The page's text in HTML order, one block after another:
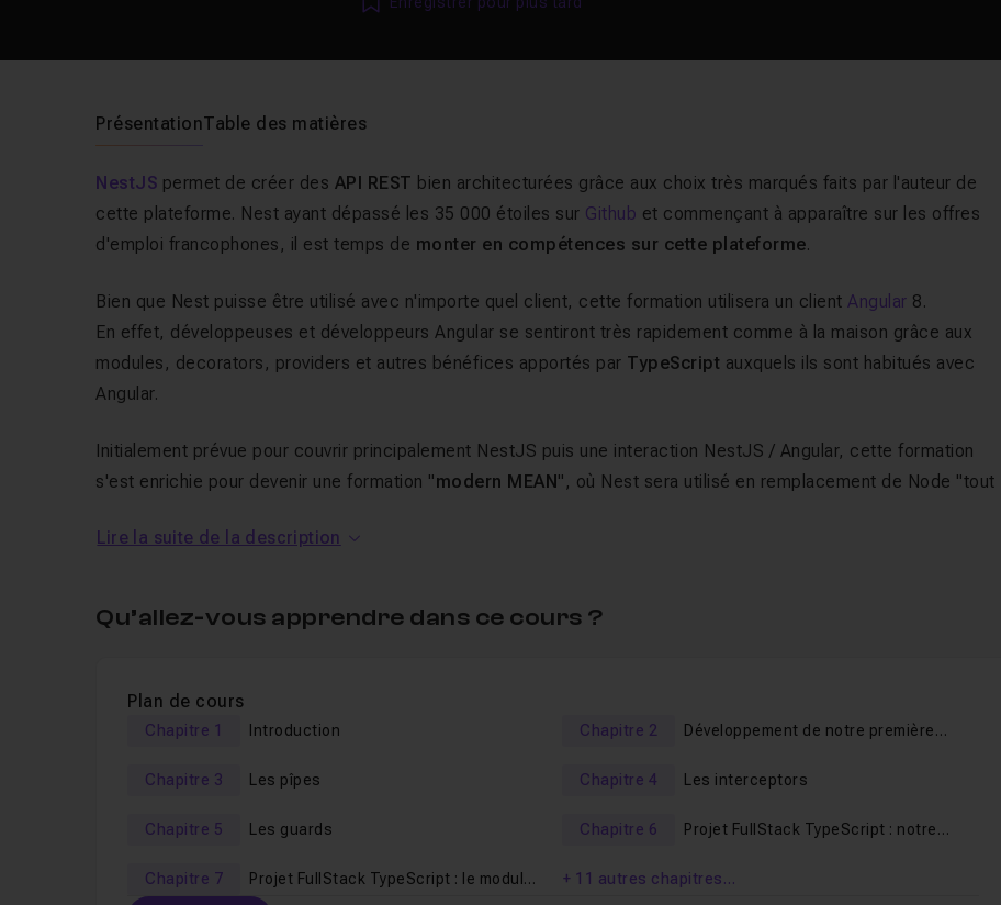
PrésentationTable des matières
NestJS permet de créer des API REST bien architecturées grâce aux choix très marqués faits par l'auteur de
cette plateforme. Nest ayant dépassé les 35 000 étoiles sur Github et commençant à apparaître sur les offres
d'emploi francophones, il est temps de monter en compétences sur cette plateforme.
Bien que Nest puisse être utilisé avec n'importe quel client, cette formation utilisera un clientAngular 8.
En effet, développeuses et développeurs Angular se sentiront très rapidement comme à la maison grâce aux
modules, decorators , providers et autres bénéfices apportés par TypeScript auxquels ils sont habitués avec
Angular.
Initialement prévue pour couvrir principalement NestJS puis une interaction NestJS / Angular, cette formation
s'est enrichie pour devenir une formation "modern MEAN", où Nest sera utilisé en remplacement de Node "tout
Au programme de ce tuto Créer une application FullStack
Cette formation se passera en 3 temps.
Les premières heures de formation consacrées exclusivement à Nest permettront deprendre en main Nest par
Puis, nous approfondirons ensemble, grâce à des sections dédiées, des notions avancées de Nest telles que :
pipes
Lire la suite de la description
Qu’allez-vous apprendre dans ce cours ?
Plan de cours
Chapitre 1 Introduction Chapitre 2
Développement de notre première
Chapitre 3
Les pîpes Chapitre 4 Les interceptors
Chapitre 5 Les guards Chapitre 6
Projet FullStack TypeScript : notre
Chapitre 7
Projet FullStack TypeScript : le module
+ 11 autres chapitres…